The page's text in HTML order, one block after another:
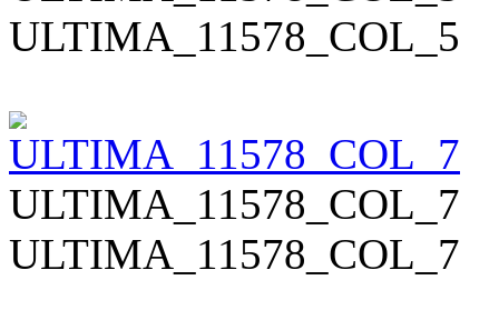
ULTIMA_11578_COL_5
ULTIMA_11578_COL_7
ULTIMA_11578_COL_7